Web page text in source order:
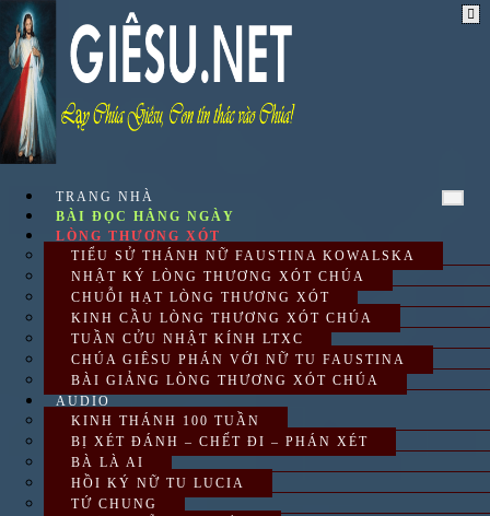
Skip
content
TRANG NHÀ
BÀI ĐỌC HẰNG NGÀY
LÒNG THƯƠNG XÓT
TIỂU SỬ THÁNH NỮ FAUSTINA KOWALSKA
NHẬT KÝ LÒNG THƯƠNG XÓT CHÚA
CHUỖI HẠT LÒNG THƯƠNG XÓT
KINH CẦU LÒNG THƯƠNG XÓT CHÚA
TUẦN CỬU NHẬT KÍNH LTXC
CHÚA GIÊSU PHÁN VỚI NỮ TU FAUSTINA
BÀI GIẢNG LÒNG THƯƠNG XÓT CHÚA
AUDIO
KINH THÁNH 100 TUẦN
BỊ XÉT ĐÁNH – CHẾT ĐI – PHÁN XÉT
BÀ LÀ AI
HỒI KÝ NỮ TU LUCIA
TỨ CHUNG